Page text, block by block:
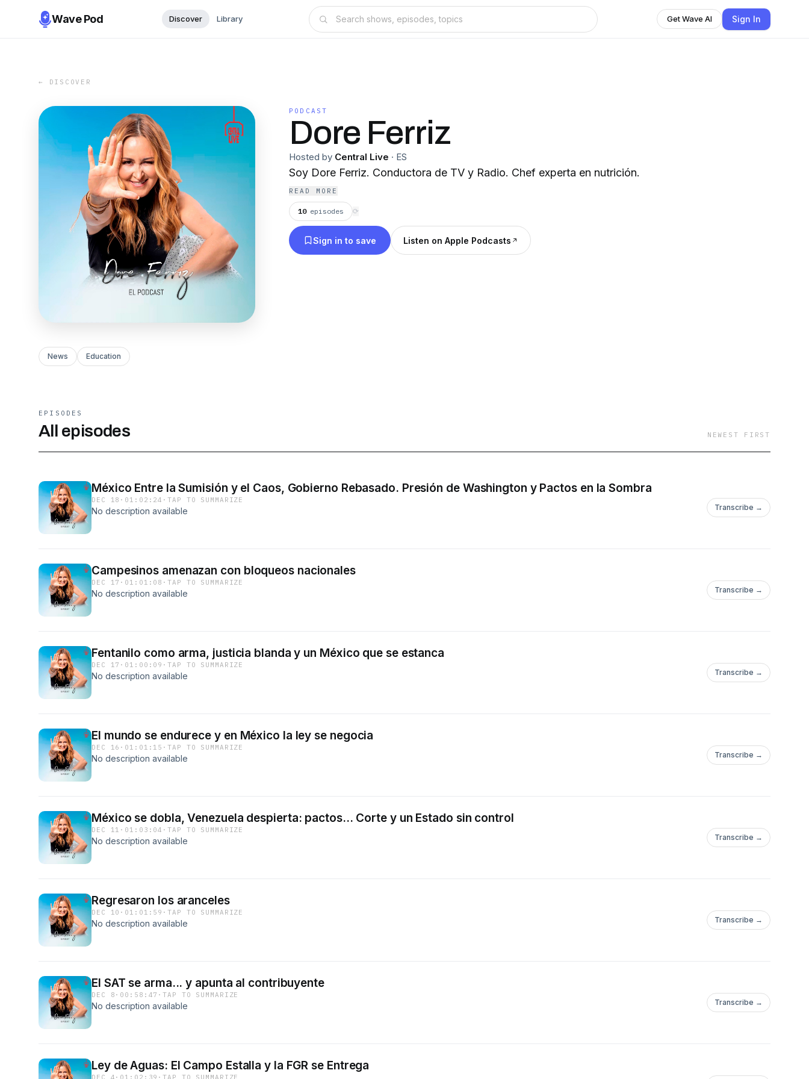
Wave Pod Discover Library Get Wave AI Sign In
← DISCOVER
PODCAST
Dore Ferriz
Hosted by Central Live · ES
Soy Dore Ferriz. Conductora de TV y Radio. Chef experta en nutrición.
READ MORE
10 episodes ⟳
Sign in to save Listen on Apple Podcasts
News Education
EPISODES
All episodes NEWEST FIRST
México Entre la Sumisión y el Caos, Gobierno Rebasado. Presión de Washington y Pactos en la Sombra
DEC 18 · 01:02:24 ·TAP TO SUMMARIZE
No description available Transcribe →
Campesinos amenazan con bloqueos nacionales
DEC 17 · 01:01:08 ·TAP TO SUMMARIZE
No description available Transcribe →
Fentanilo como arma, justicia blanda y un México que se estanca
DEC 17 · 01:00:09 ·TAP TO SUMMARIZE
No description available Transcribe →
El mundo se endurece y en México la ley se negocia
DEC 16 · 01:01:15 ·TAP TO SUMMARIZE
No description available Transcribe →
México se dobla, Venezuela despierta: pactos... Corte y un Estado sin control
DEC 11 · 01:03:04 ·TAP TO SUMMARIZE
No description available Transcribe →
Regresaron los aranceles
DEC 10 · 01:01:59 ·TAP TO SUMMARIZE
No description available Transcribe →
El SAT se arma... y apunta al contribuyente
DEC 8 · 00:58:47 ·TAP TO SUMMARIZE
No description available Transcribe →
Ley de Aguas: El Campo Estalla y la FGR se Entrega
DEC 4 · 01:02:39 ·TAP TO SUMMARIZE